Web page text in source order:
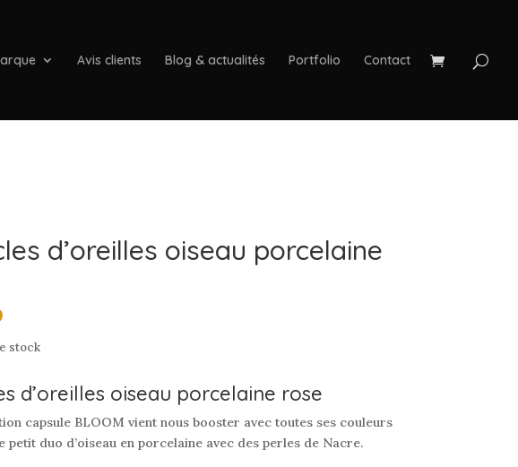
Avis clients Blog & actualités Portfolio Contact
d’oreilles oiseau porcelaine
stock
d’oreilles oiseau porcelaine rose
capsule BLOOM vient nous booster avec toutes ses couleurs
petit duo d’oiseau en porcelaine avec des perles de Nacre.